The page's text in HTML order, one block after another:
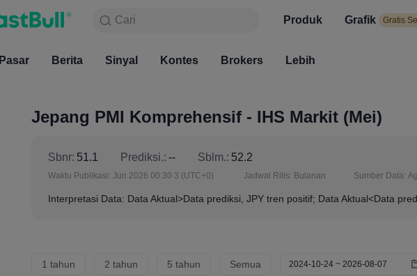
Cari Produk Grafik Gratis
Pasar Berita Sinyal Kontes
Cari
Gratis Selamanya
Pasar Berita Sinyal Kontes Brokers Lebih
Jepang PMI Komprehensif - IHS Markit (Mei)
Sbnr: 51.1 Prediksi.: -- Sblm.: 52.2
Waktu Publikasi: Jun 2026 00:30 3 (UTC+0) Jadwal Rilis: Bulanan Sumber Data:
Interpretasi Data: Data Aktual>Data prediksi, JPY tren positif; Data Aktual<Data
1 tahun 2 tahun 5 tahun Semua